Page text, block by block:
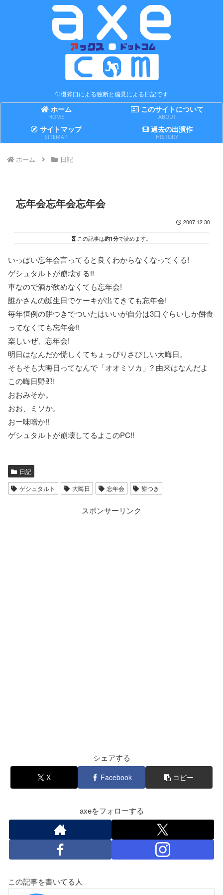
俳優斧口による独断と偏見による日記です
ホーム
HOME
このサイトについて
ABOUT
サイトマップ
SITEMAP
過去の出演作
HISTORY
ホーム 日記
忘年会忘年会忘年会
2007.12.30
この記事は約1分で読めます。
いっぱい忘年会言ってると良くわからなくなってくる!
ゲシュタルトが崩壊する!!
車なので酒が飲めなくても忘年会!
誰かさんの誕生日でケーキが出てきても忘年会!
毎年恒例の餅つきでついたはいいが自分は3口ぐらいしか餅食
ってなくても忘年会!!
楽しいぜ、忘年会!
明日はなんだか慌しくてちょっぴりさびしい大晦日。
そもそも大晦日ってなんで「オオミソカ」? 由来はなんだよ
この晦日野郎!
おおみそか。
おお、ミソか。
おー味噌か!!
ゲシュタルトが崩壊してるよこのPC!!
日記
ゲシュタルト 大晦日 忘年会 餅つき
スポンサーリンク
シェアする
X Facebook コピー
axeをフォローする
この記事を書いてる人